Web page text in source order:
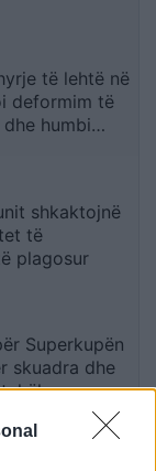
të lehtë në
deformim të
humbi
shkaktojnë
të
plagosur
Superkupën
skuadra dhe